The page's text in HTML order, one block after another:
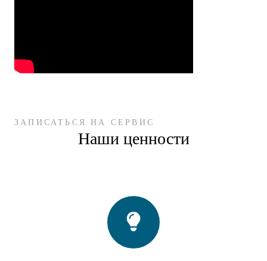
ЗАПИСАТЬСЯ НА СЕРВИС
Наши ценности